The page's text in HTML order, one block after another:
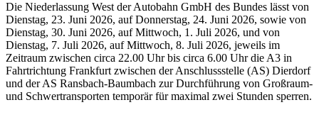
Die Niederlassung West der Autobahn GmbH des Bundes lässt von
Dienstag, 23. Juni 2026, auf Donnerstag, 24. Juni 2026, sowie von
Dienstag, 30. Juni 2026, auf Mittwoch, 1. Juli 2026, und von
Dienstag, 7. Juli 2026, auf Mittwoch, 8. Juli 2026, jeweils im
Zeitraum zwischen circa 22.00 Uhr bis circa 6.00 Uhr die A3 in
Fahrtrichtung Frankfurt zwischen der Anschlussstelle (AS) Dierdorf
und der AS Ransbach-Baumbach zur Durchführung von Großraum-
und Schwertransporten temporär für maximal zwei Stunden sperren.